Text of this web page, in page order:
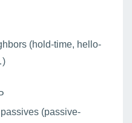
(hold-time, hello-
(passive-